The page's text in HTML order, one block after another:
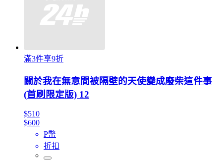
滿3件享9折
關於我在無意間被隔壁的天使變成廢柴這件事
(首刷限定版) 12
$510
$600
P幣
折扣